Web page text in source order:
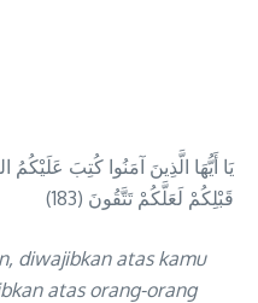
يَا أَيُّهَا الَّذِينَ آمَنُوا كُتِبَ
قَبْلِكُمْ لَعَلَّكُمْ تَتَّقُونَ (183)
diwajibkan atas kamu
atas orang-orang